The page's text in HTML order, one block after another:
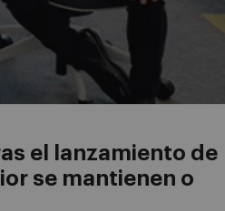
el lanzamiento de
se mantienen o